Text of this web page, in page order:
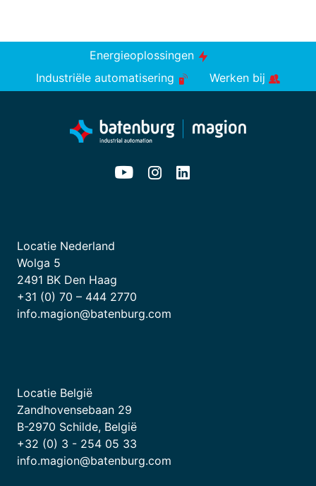
Energieoplossingen
Industriële automatisering
Werken bij
Locatie Nederland
Wolga 5
2491 BK Den Haag
+31 (0) 70 – 444 2770
info.magion@batenburg.com
Locatie België
Zandhovensebaan 29
B-2970 Schilde, België
+32 (0) 3 - 254 05 33
info.magion@batenburg.com